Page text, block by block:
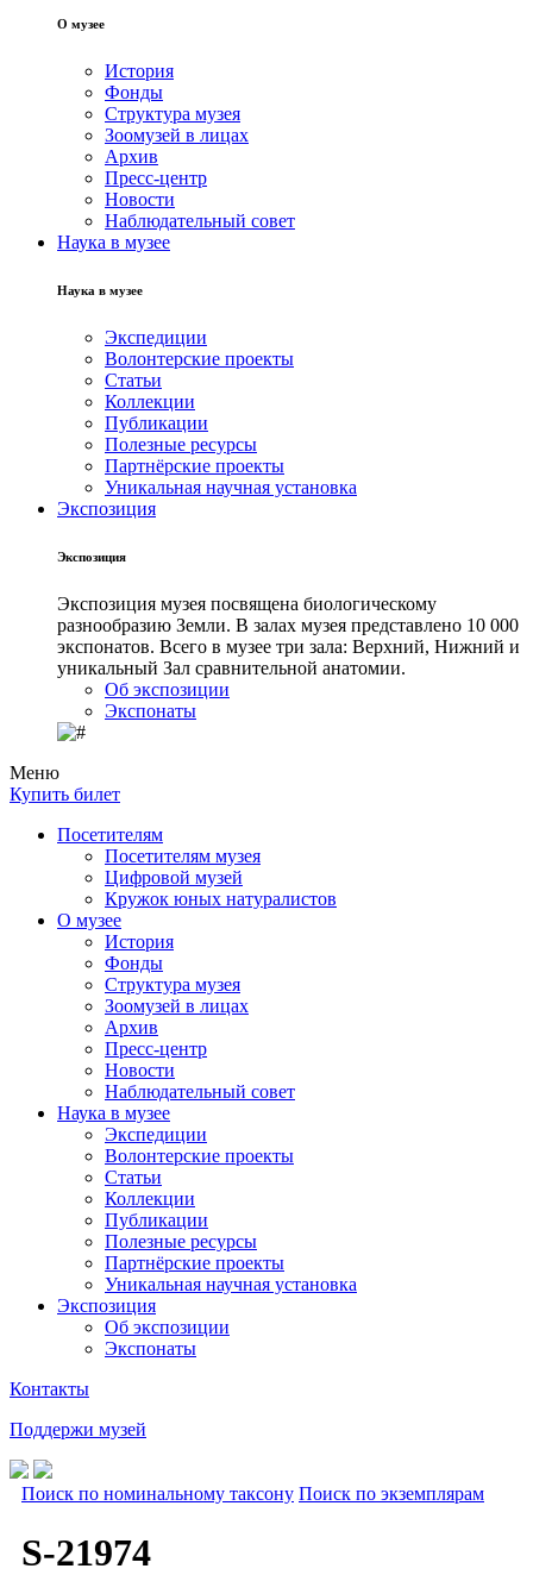
О музее
История
Фонды
Структура музея
Зоомузей в лицах
Архив
Пресс-центр
Новости
Наблюдательный совет
Наука в музее
Наука в музее
Экспедиции
Волонтерские проекты
Статьи
Коллекции
Публикации
Полезные ресурсы
Партнёрские проекты
Уникальная научная установка
Экспозиция
Экспозиция
Экспозиция музея посвящена биологическому
разнообразию Земли. В залах музея представлено 10 000
экспонатов. Всего в музее три зала: Верхний, Нижний и
уникальный Зал сравнительной анатомии.
Об экспозиции
Экспонаты
Меню
Купить билет
Посетителям
Посетителям музея
Цифровой музей
Кружок юных натуралистов
О музее
История
Фонды
Структура музея
Зоомузей в лицах
Архив
Пресс-центр
Новости
Наблюдательный совет
Наука в музее
Экспедиции
Волонтерские проекты
Статьи
Коллекции
Публикации
Полезные ресурсы
Партнёрские проекты
Уникальная научная установка
Экспозиция
Об экспозиции
Экспонаты
Контакты
Поддержи музей
Поиск по номинальному таксону Поиск по экземплярам
S-21974